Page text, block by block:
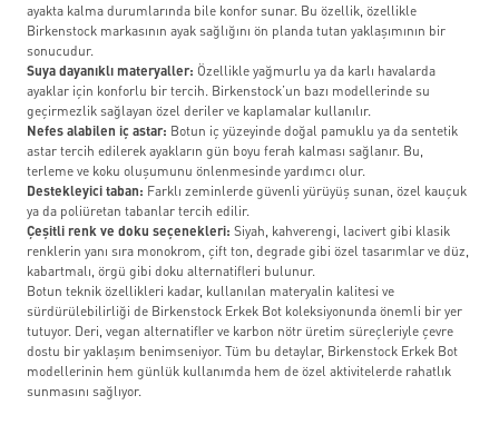
ayakta kalma durumlarında bile konfor sunar. Bu özellik, özellikle
Birkenstock markasının ayak sağlığını ön planda tutan yaklaşımının bir
sonucudur.
Suya dayanıklı materyaller: Özellikle yağmurlu ya da karlı havalarda
ayaklar için konforlu bir tercih. Birkenstock’un bazı modellerinde su
geçirmezlik sağlayan özel deriler ve kaplamalar kullanılır.
Nefes alabilen iç astar: Botun iç yüzeyinde doğal pamuklu ya da sentetik
astar tercih edilerek ayakların gün boyu ferah kalması sağlanır. Bu,
terleme ve koku oluşumunu önlenmesinde yardımcı olur.
Destekleyici taban: Farklı zeminlerde güvenli yürüyüş sunan, özel kauçuk
ya da poliüretan tabanlar tercih edilir.
Çeşitli renk ve doku seçenekleri: Siyah, kahverengi, lacivert gibi klasik
renklerin yanı sıra monokrom, çift ton, degrade gibi özel tasarımlar ve düz,
kabartmalı, örgü gibi doku alternatifleri bulunur.
Botun teknik özellikleri kadar, kullanılan materyalin kalitesi ve
sürdürülebilirliği de Birkenstock Erkek Bot koleksiyonunda önemli bir yer
tutuyor. Deri, vegan alternatifler ve karbon nötr üretim süreçleriyle çevre
dostu bir yaklaşım benimseniyor. Tüm bu detaylar, Birkenstock Erkek Bot
modellerinin hem günlük kullanımda hem de özel aktivitelerde rahatlık
sunmasını sağlıyor.